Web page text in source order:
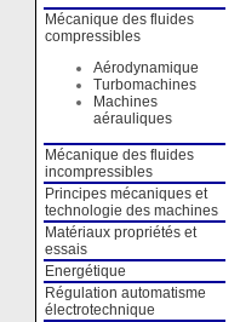
Mécanique des fluides
compressibles
Aérodynamique
Turbomachines
Machines
aérauliques
Mécanique des fluides
incompressibles
Principes mécaniques et
technologie des machines
Matériaux propriétés et
essais
Energétique
Régulation automatisme
électrotechnique